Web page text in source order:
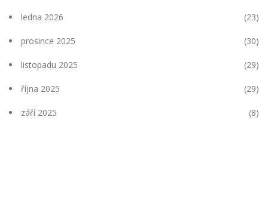
ledna 2026 (23)
prosince 2025 (30)
listopadu 2025 (29)
října 2025 (29)
září 2025 (8)